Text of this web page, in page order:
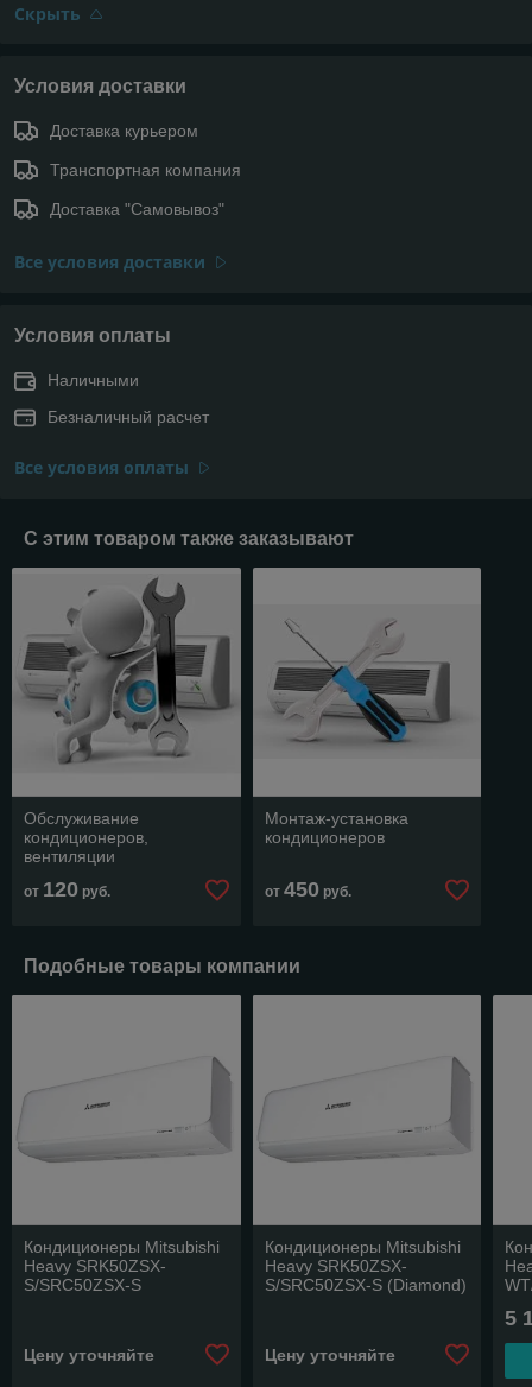
Скрыть
Условия доставки
Доставка курьером
Транспортная компания
Доставка "Самовывоз"
Все условия доставки
Условия оплаты
Наличными
Безналичный расчет
Все условия оплаты
С этим товаром также заказывают
Обслуживание
кондиционеров,
вентиляции
от 120 руб.
Монтаж-установка
кондиционеров
от 450руб.
Подобные товары компании
Кондиционеры Mitsubishi
Heavy SRK50ZSX-
S/SRC50ZSX-S
Цену уточняйте
Кондиционеры Mitsubishi
Heavy SRK50ZSX-
S/SRC50ZSX-S (Diamond)
Цену уточняйте
5